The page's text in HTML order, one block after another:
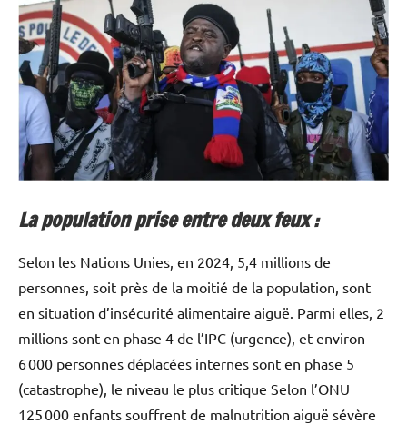
La population prise entre deux feux :
Selon les Nations Unies, en 2024, 5,4 millions de
personnes, soit près de la moitié de la population, sont
en situation d’insécurité alimentaire aiguë. Parmi elles, 2
millions sont en phase 4 de l’IPC (urgence), et environ
6 000 personnes déplacées internes sont en phase 5
(catastrophe), le niveau le plus critique Selon l’ONU
125 000 enfants souffrent de malnutrition aiguë sévère